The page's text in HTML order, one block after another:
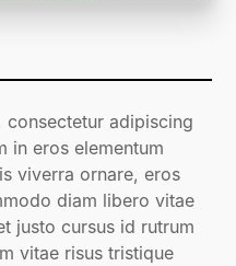
adipiscing
in eros elementum
viverra ornare, eros
diam libero vitae
justo cursus id rutrum
vitae risus tristique